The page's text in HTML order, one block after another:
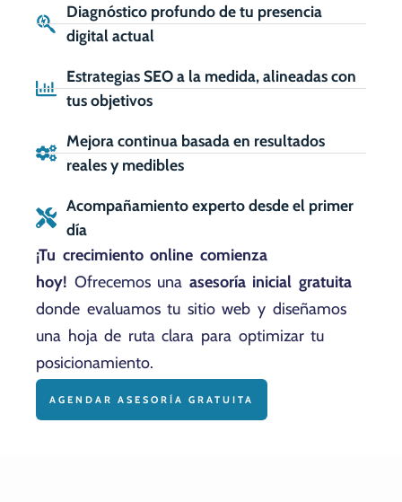
Diagnóstico profundo de tu presencia
digital actual
Estrategias SEO a la medida, alineadas con
tus objetivos
Mejora continua basada en resultados
reales y medibles
Acompañamiento experto desde el primer
día
¡Tu crecimiento online comienza
hoy! Ofrecemos una asesoría inicial gratuita
donde evaluamos tu sitio web y diseñamos
una hoja de ruta clara para optimizar tu
posicionamiento.
AGENDAR ASESORÍA GRATUITA